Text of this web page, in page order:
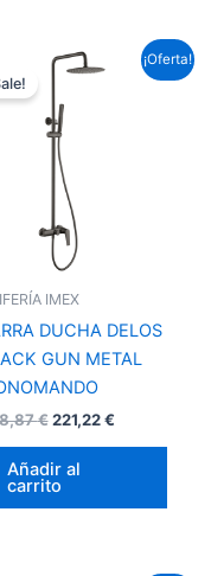
¡Oferta!
IMEX
DUCHA DELOS
GUN METAL
€
El
precio
era:
298,87 €.
221,22€
precio
Añadir al
carrito